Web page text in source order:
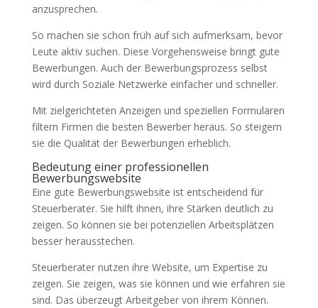
anzusprechen.
So machen sie schon früh auf sich aufmerksam, bevor
Leute aktiv suchen. Diese Vorgehensweise bringt gute
Bewerbungen. Auch der Bewerbungsprozess selbst
wird durch Soziale Netzwerke einfacher und schneller.
Mit zielgerichteten Anzeigen und speziellen Formularen
filtern Firmen die besten Bewerber heraus. So steigern
sie die Qualität der Bewerbungen erheblich.
Bedeutung einer professionellen
Bewerbungswebsite
Eine gute Bewerbungswebsite ist entscheidend für
Steuerberater. Sie hilft ihnen, ihre Stärken deutlich zu
zeigen. So können sie bei potenziellen Arbeitsplätzen
besser herausstechen.
Steuerberater nutzen ihre Website, um Expertise zu
zeigen. Sie zeigen, was sie können und wie erfahren sie
sind. Das überzeugt Arbeitgeber von ihrem Können.